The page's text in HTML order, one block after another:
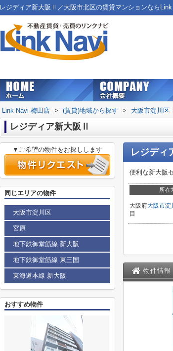
レジディア新大阪Ⅱ／大阪市北区の賃貸マンションならLink
Link Navi 梅田店 > (賃貸)地域から探す > 大阪市淀川区
レジディア新大阪Ⅱ
レジディ
便利な新大阪
所在
大阪府大阪市淀
目
物件情報
▼ご希望の物件をお探しします
同じエリアの物件
大阪市淀川区
宮原
地下鉄御堂筋線 新大阪
地下鉄御堂筋線 東三国
東海道本線 新大阪
おすすめ物件